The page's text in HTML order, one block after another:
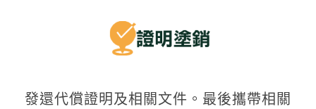
發還代償證明及相關文件。最後攜帶相關